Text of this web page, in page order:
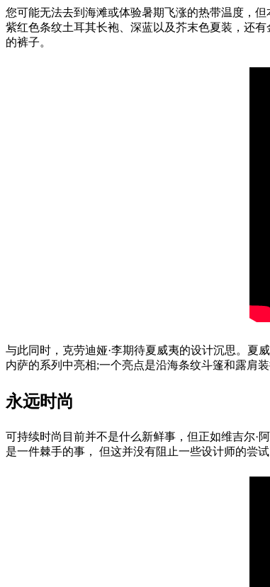
您可能无法去到海滩或体验暑期飞涨的热带温度，
紫红色条纹土耳其长袍、深蓝以及芥末色夏装，还
的裤子。
与此同时，克劳迪娅·李期待夏威夷的设计沉思。夏
内萨的系列中亮相;一个亮点是沿海条纹斗篷和露肩装
永远时尚
可持续时尚目前并不是什么新鲜事，但正如维吉尔·
是一件棘手的事， 但这并没有阻止一些设计师的尝试